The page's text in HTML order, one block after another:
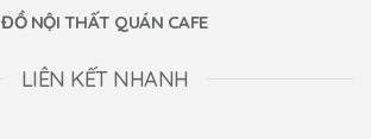
ĐỒ NỘI THẤT QUÁN CAFE
LIÊN KẾT NHANH